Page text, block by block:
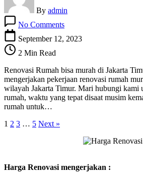
By admin
No CommentsRenovasi
Rumah
Jakarta
Timur
September 12, 2023
2 Min Read
Renovasi Rumah bisa murah di Jakarta
mengerjakan pekerjaan renovasi rumah
wilayah Jakarta Timur. Mari hubungi kami
rumah, waktu yang tepat disaat musim
rumah untuk…
1 2 3 … 5 Next »
Harga Renovasi mengerjakan :